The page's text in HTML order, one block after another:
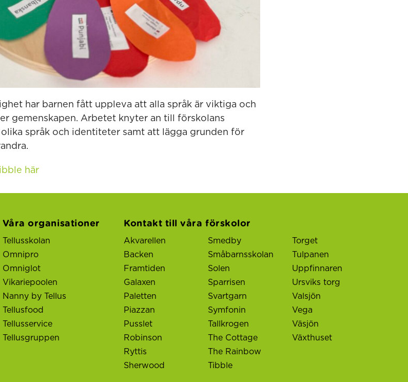
har barnen fått uppleva att alla språk är viktiga och
gemenskapen. Arbetet knyter an till förskolans
språk och identiteter samt att lägga grunden för
här
Våra organisationer
Tellusskolan
Omnipro
Omniglot
Vikariepoolen
Nanny by Tellus
Tellusfood
Tellusservice
Tellusgruppen
Kontakt till våra förskolor
Akvarellen
Backen
Framtiden
Galaxen
Paletten
Piazzan
Pusslet
Robinson
Ryttis
Sherwood
Smedby
Småbarnsskolan
Solen
Sparrisen
Svartgarn
Symfonin
Tallkrogen
The Cottage
The Rainbow
Tibble
Torget
Tulpanen
Uppfinnaren
Ursviks torg
Valsjön
Vega
Väsjön
Växthuset